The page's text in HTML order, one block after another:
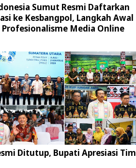
Sumut Resmi Daftarkan
ke Kesbangpol, Langkah Awal
Profesionalisme Media Online
Ditutup, Bupati Apresiasi Tim